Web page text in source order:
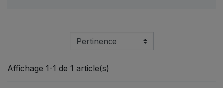
Affichage 1-1 de 1 article(s)